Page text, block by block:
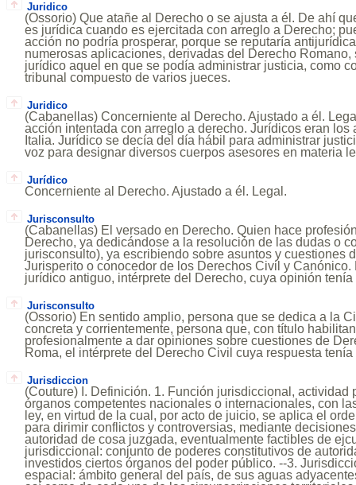
Juridico
(Ossorio) Que atañe al Derecho o se ajusta a él. De ahí
es jurídica cuando es ejercitada con arreglo a Derecho;
acción no podría prosperar, porque se reputaría
numerosas aplicaciones, derivadas del Derecho
jurídico aquel en que se podía administrar justicia, como
tribunal compuesto de varios jueces.
Juridico
(Cabanellas) Concerniente al Derecho. Ajustado a él.
acción intentada con arreglo a derecho. Jurídicos eran los
Italia. Jurídico se decía del día hábil para administrar
voz para designar diversos cuerpos asesores en materia
Jurídico
Concerniente al Derecho. Ajustado a él. Legal.
Jurisconsulto
(Cabanellas) El versado en Derecho. Quien hace
Derecho, ya dedicándose a la resolución de las dudas o
jurisconsulto), ya escribiendo sobre asuntos y cuestiones
Jurisperito o conocedor de los Derechos Civil y Canónico.
jurídico antiguo, intérprete del Derecho, cuya opinión tenía
Jurisconsulto
(Ossorio) En sentido amplio, persona que se dedica a la
concreta y corrientemente, persona que, con título
profesionalmente a dar opiniones sobre cuestiones de
Roma, el intérprete del Derecho Civil cuya respuesta tenía
Jurisdiccion
(Couture) I. Definición. 1. Función jurisdiccional, actividad
órganos competentes nacionales o internacionales, con
ley, en virtud de la cual, por acto de juicio, se aplica el
para dirimir conflictos y controversias, mediante
autoridad de cosa juzgada, eventualmente factibles de
jurisdiccional: conjunto de poderes constitutivos de
investidos ciertos órganos del poder público. --3.
espacial: ámbito general del país, de sus aguas